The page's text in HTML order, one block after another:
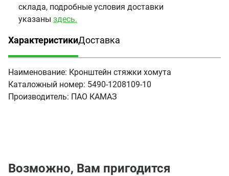
склада, подробные условия доставки
указаны здесь.
Характеристики
(активная вкладка)
Доставка
Наименование: Кронштейн стяжки хомута
Каталожный номер: 5490-1208109-10
Производитель: ПАО КАМАЗ
Возможно, Вам пригодится